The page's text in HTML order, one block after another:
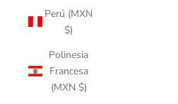
Perú (MXN
$)
Polinesia
Francesa
(MXN $)